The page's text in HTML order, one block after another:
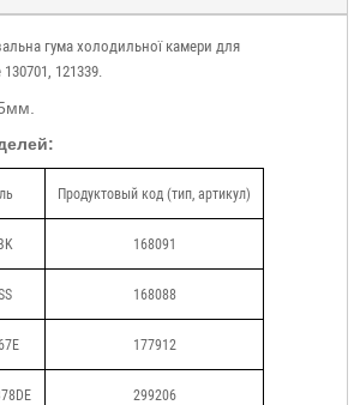
гума холодильної камери для
121339.
Продуктовый код (тип, артикул)
168091
168088
177912
299206